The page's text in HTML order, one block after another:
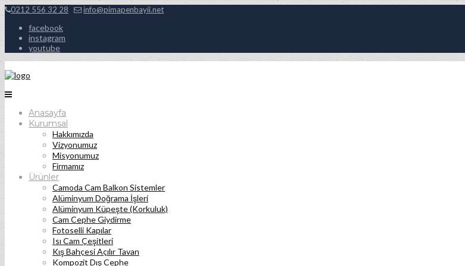
0212 556 32 28 info@pimapenbayii.net
facebook
instagram
youtube
Anasayfa
Kurumsal
Hakkımızda
Vizyonumuz
Misyonumuz
Firmamız
Ürünler
Camoda Cam Balkon Sistemler
Alüminyum Doğrama İşleri
Alüminyum Küpeşte (Korkuluk)
Cam Cephe Giydirme
Fotoselli Kapılar
Isı Cam Çeşitleri
Kış Bahçesi Açılır Tavan
Kompozit Dış Cephe